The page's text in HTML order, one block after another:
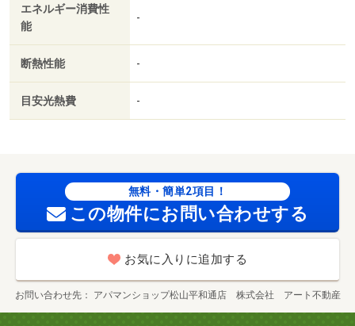
エネルギー消費性
能
-
断熱性能 -
目安光熱費 -
無料・簡単2項目！
この物件にお問い合わせする
お気に入りに追加する
お問い合わせ先 アパマンショップ松山平和通店 株式会社 アート不動産